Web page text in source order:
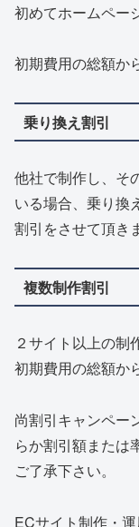
初めてホームペー
初期費用の総額か
乗り換え割引
他社で制作し、そ
いる場合、乗り換
割引をさせて頂き
複数制作割引
２サイト以上の制
初期費用の総額か
尚割引キャンペー
らか割引額または
ご了承下さい。
ECサイト制作・